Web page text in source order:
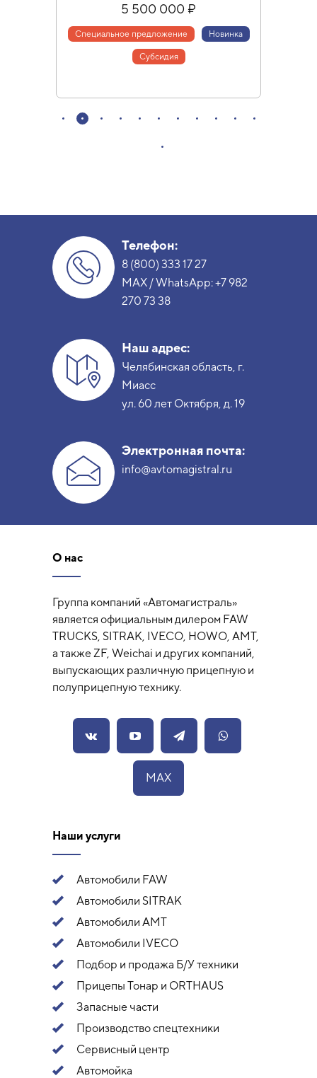
5 500 000 ₽
Специальное предложение Новинка
Cубсидия
Телефон:
8 (800) 333 17 27
MAX / WhatsApp:+7 982
270 73 38
Наш адрес:
Челябинская область, г.
Миасс
ул. 60 лет Октября, д. 19
Электронная почта:
info@avtomagistral.ru
О нас
Группа компаний «Автомагистраль»
является официальным дилером FAW
TRUCKS, SITRAK, IVECO, HOWO, AMT,
а также ZF, Weichai и других компаний,
выпускающих различную прицепную и
полуприцепную технику.
MAX
Наши услуги
Автомобили FAW
Автомобили SITRAK
Автомобили АМТ
Автомобили IVECO
Подбор и продажа Б/У техники
Прицепы Тонар и ORTHAUS
Запасные части
Производство спецтехники
Сервисный центр
Автомойка